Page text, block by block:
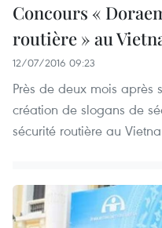
Concours «
routière » au
12/07/2016 09:23
Près de deux mois après
création de slogans de
sécurité routière au